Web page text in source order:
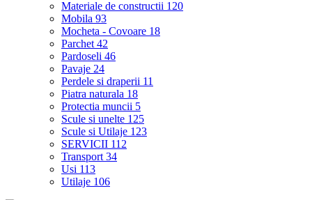
Materiale de constructii 120
Mobila 93
Mocheta - Covoare 18
Parchet 42
Pardoseli 46
Pavaje 24
Perdele si draperii 11
Piatra naturala 18
Protectia muncii 5
Scule si unelte 125
Scule si Utilaje 123
SERVICII 112
Transport 34
Usi 113
Utilaje 106